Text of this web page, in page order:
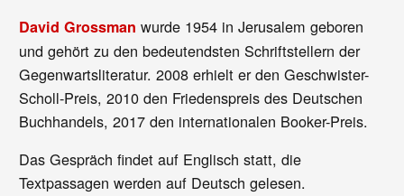
David Grossman wurde 1954 in Jerusalem geboren
und gehört zu den bedeutendsten Schriftstellern der
Gegenwartsliteratur. 2008 erhielt er den Geschwister-
Scholl-Preis, 2010 den Friedenspreis des Deutschen
Buchhandels, 2017 den internationalen Booker-Preis.
Das Gespräch findet auf Englisch statt, die
Textpassagen werden auf Deutsch gelesen.